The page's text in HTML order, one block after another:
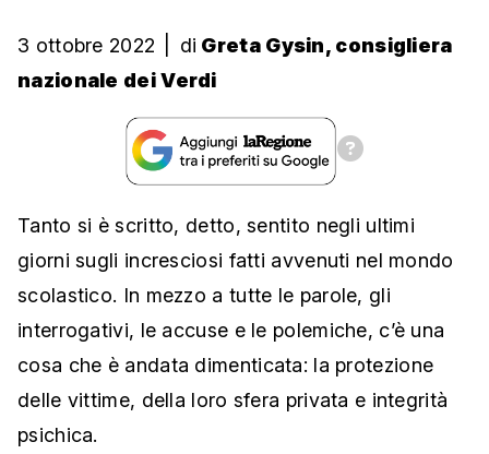
3 ottobre 2022 di Greta Gysin, consigliera
nazionale dei Verdi
Tanto si è scritto, detto, sentito negli ultimi
giorni sugli incresciosi fatti avvenuti nel mondo
scolastico. In mezzo a tutte le parole, gli
interrogativi, le accuse e le polemiche, c’è una
cosa che è andata dimenticata: la protezione
delle vittime, della loro sfera privata e integrità
psichica.